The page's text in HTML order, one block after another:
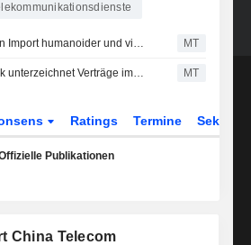
USA verbieten Import humanoider und vierbeiniger Roboter aus Sicherheitsgründen MT
QuantumCTek unterzeichnet Verträge im Wert von 55 Mio. Yuan mit China Telecom; Aktie 3% im Minus MT
Ratings Termine Sektor
Publikationen
China Telecom